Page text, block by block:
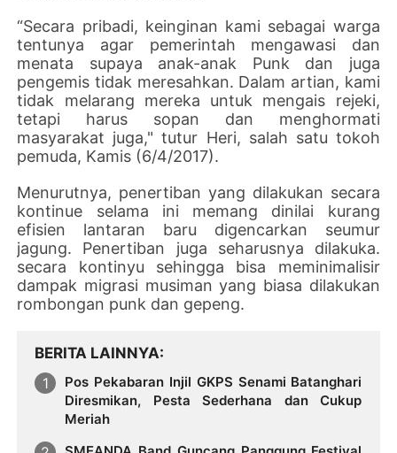
“Secara pribadi, keinginan kami sebagai warga
tentunya agar pemerintah mengawasi dan
menata supaya anak-anak Punk dan juga
pengemis tidak meresahkan. Dalam artian, kami
tidak melarang mereka untuk mengais rejeki,
tetapi harus sopan dan menghormati
masyarakat juga," tutur Heri, salah satu tokoh
pemuda, Kamis (6/4/2017).
Menurutnya, penertiban yang dilakukan secara
kontinue selama ini memang dinilai kurang
efisien lantaran baru digencarkan seumur
jagung. Penertiban juga seharusnya dilakuka.
secara kontinyu sehingga bisa meminimalisir
dampak migrasi musiman yang biasa dilakukan
rombongan punk dan gepeng.
BERITA LAINNYA
Pos Pekabaran Injil GKPS Senami Batanghari
Diresmikan, Pesta Sederhana dan Cukup
Meriah